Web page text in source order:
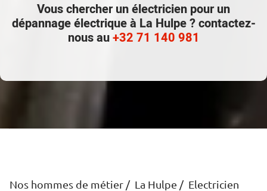
Vous chercher un électricien pour un
dépannage électrique à La Hulpe ? contactez-
nous au+32 71 140 981
Nos hommes de métier La Hulpe Electricien